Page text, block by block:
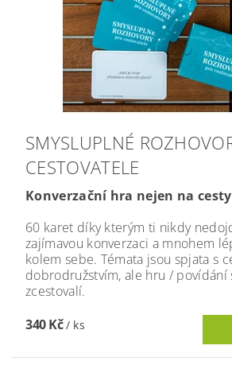
SMYSLUPLNÉ
CESTOVATELE
Konverzační hra nejen na
60 karet díky kterým ti nikdy
zajímavou konverzaci a mnohem
kolem sebe. Témata jsou spjata s
dobrodružstvím, ale hru / povídání
zcestovalí.
340 Kč/ ks